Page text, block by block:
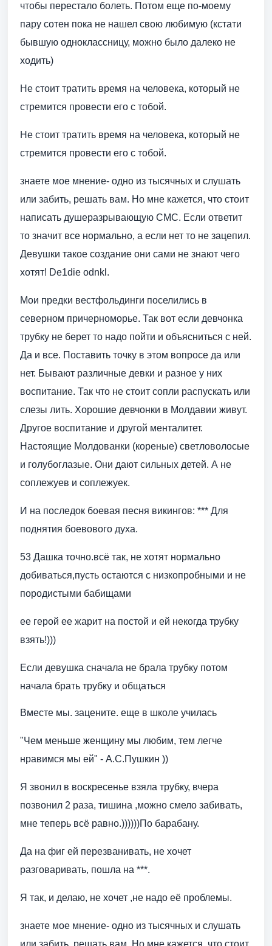
чтобы перестало болеть. Потом еще по-моему
пару сотен пока не нашел свою любимую (кстати
бывшую одноклассницу, можно было далеко не
ходить)
Не стоит тратить время на человека, который не
стремится провести его с тобой.
Не стоит тратить время на человека, который не
стремится провести его с тобой.
знаете мое мнение- одно из тысячных и слушать
или забить, решать вам. Но мне кажется, что стоит
написать душеразрывающую СМС. Если ответит
то значит все нормально, а если нет то не зацепил.
Девушки такое создание они сами не знают чего
хотят! De1die odnkl.
Мои предки вестфольдинги поселились в
северном причерноморье. Так вот если девчонка
трубку не берет то надо пойти и объясниться с ней.
Да и все. Поставить точку в этом вопросе да или
нет. Бывают различные девки и разное у них
воспитание. Так что не стоит сопли распускать или
слезы лить. Хорошие девчонки в Молдавии живут.
Другое воспитание и другой менталитет.
Настоящие Молдованки (кореные) светловолосые
и голубоглазые. Они дают сильных детей. А не
соплежуев и соплежуек.
И на последок боевая песня викингов: *** Для
поднятия боевового духа.
53 Дашка точно.всё так, не хотят нормально
добиваться,пусть остаются с низкопробными и не
породистыми бабищами
ее герой ее жарит на постой и ей некогда трубку
взять!)))
Если девушка сначала не брала трубку потом
начала брать трубку и общаться
Вместе мы. зацените. еще в школе училась
"Чем меньше женщину мы любим, тем легче
нравимся мы ей" - А.С.Пушкин ))
Я звонил в воскресенье взяла трубку, вчера
позвонил 2 раза, тишина ,можно смело забивать,
мне теперь всё равно.))))))По барабану.
Да на фиг ей перезванивать, не хочет
разговаривать, пошла на ***.
Я так, и делаю, не хочет ,не надо её проблемы.
знаете мое мнение- одно из тысячных и слушать